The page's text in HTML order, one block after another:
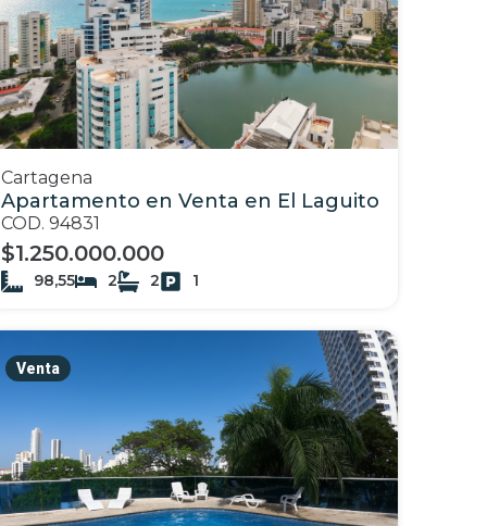
Cartagena
Apartamento en Venta en El Laguito
COD. 94831
$1.250.000.000
98,55 2 2 1
Venta